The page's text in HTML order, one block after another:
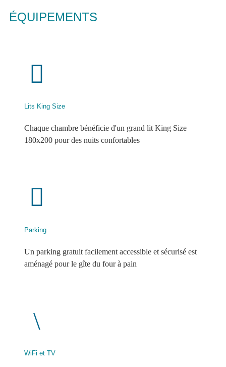
ÉQUIPEMENTS
Lits King Size
Chaque chambre bénéficie d'un grand lit King Size
180x200 pour des nuits confortables
Parking
Un parking gratuit facilement accessible et sécurisé est
aménagé pour le gîte du four à pain
WiFi et TV